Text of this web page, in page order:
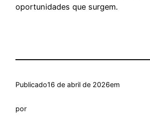
oportunidades que surgem.
Publicado16 de abril de 2026em
por